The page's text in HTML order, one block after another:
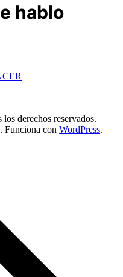
hablo
los derechos reservados.
. Funciona con WordPress.